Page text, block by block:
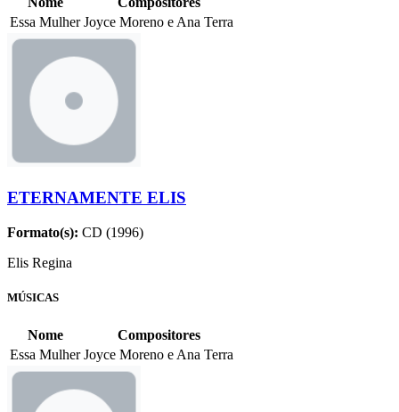
Essa Mulher Joyce Moreno e Ana Terra
ETERNAMENTE ELIS
Formato(s): CD (1996)
Elis Regina
MÚSICAS
Nome
Compositores
Essa Mulher Joyce Moreno e Ana Terra